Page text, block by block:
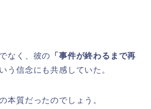
なく、彼の 「事件が終わるまで再
う信念にも共感していた。
本質だったのでしょう。